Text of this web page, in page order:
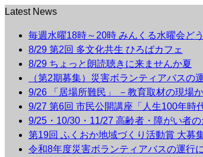
Latest News
毎週水曜18時～20時 みんくる水曜会ど
8/29 第2回 多文化共生 ひろばカフェ
8/29 ちょっと朗読聴きに来ませんか夏
（第2期募集）災害ボランティアバスの
9/26 「居場所難民」 －教育取材の現場
9/27 第6回 市民公開講座「人生100年時
9/25・10/30・11/27 高齢者・障がい者
第19回 ふくおか地域づくり活動賞 大募
令和8年度災害ボランティアバスの運行